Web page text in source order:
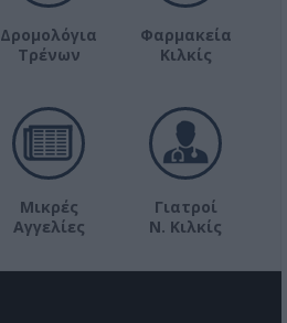
Δρομολόγια
Τρένων
Φαρμακεία
Κιλκίς
Μικρές
Αγγελίες
Γιατροί
Ν. Κιλκίς